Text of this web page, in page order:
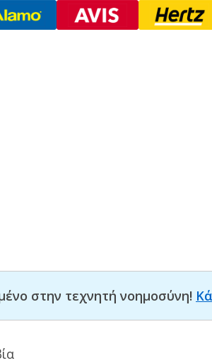
στην τεχνητή νοημοσύνη!